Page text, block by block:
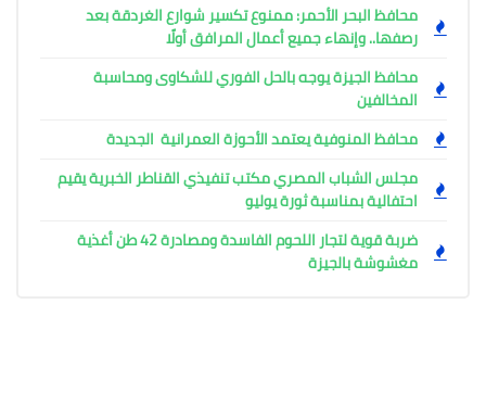
محافظ البحر الأحمر: ممنوع تكسير شوارع الغردقة بعد
رصفها.. وإنهاء جميع أعمال المرافق أولًا
محافظ الجيزة يوجه بالحل الفوري للشكاوى ومحاسبة
المخالفين
محافظ المنوفية يعتمد الأحوزة العمرانية الجديدة
مجلس الشباب المصري مكتب تنفيذي القناطر الخبرية يقيم
احتفالية بمناسبة ثورة يوليو
ضربة قوية لتجار اللحوم الفاسدة ومصادرة 42 طن أغذية
مغشوشة بالجيزة